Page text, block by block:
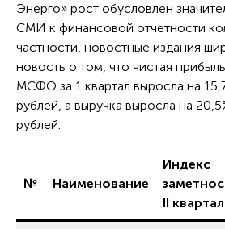
Энерго» рост обусловлен
СМИ к финансовой отчетности
частности, новостные издания
новость о том, что чистая
МСФО за 1 квартал выросла на
рублей, а выручка выросла на
рублей.
№ Наименование
Индекс
II